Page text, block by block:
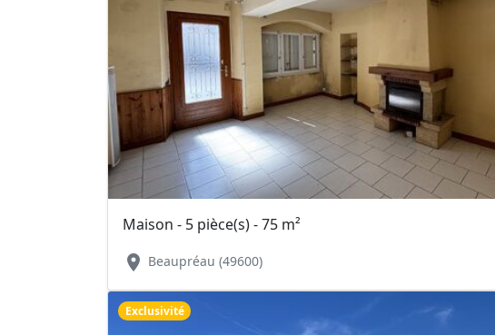
Maison - 5 pièce(s) - 75 m²
location_on Beaupréau (49600)
Exclusivité